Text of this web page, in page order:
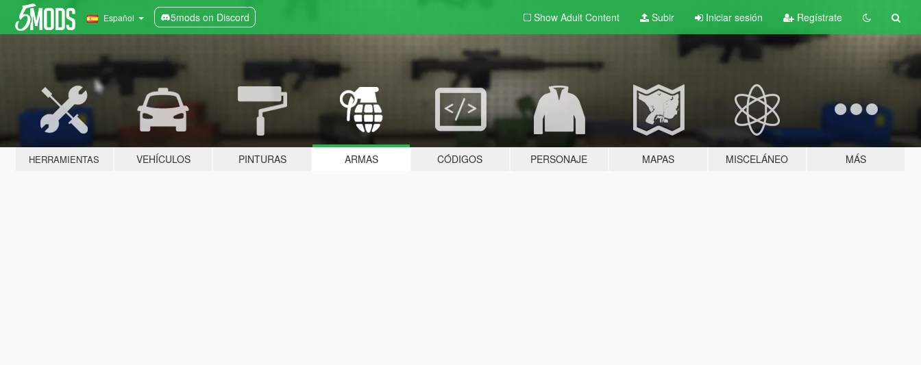
Español 5mods on Discord Show Adult Content Subir Iniciar sesión Regístrate
HERRAMIENTAS VEHÍCULOS PINTURAS ARMAS CÓDIGOS PERSONAJE MAPAS MISCELÁNEO MÁS